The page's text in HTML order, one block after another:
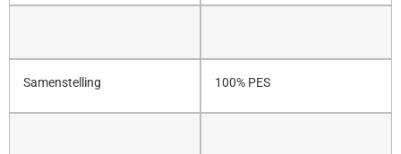
Samenstelling 100% PES